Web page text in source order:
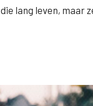
lang leven, maar